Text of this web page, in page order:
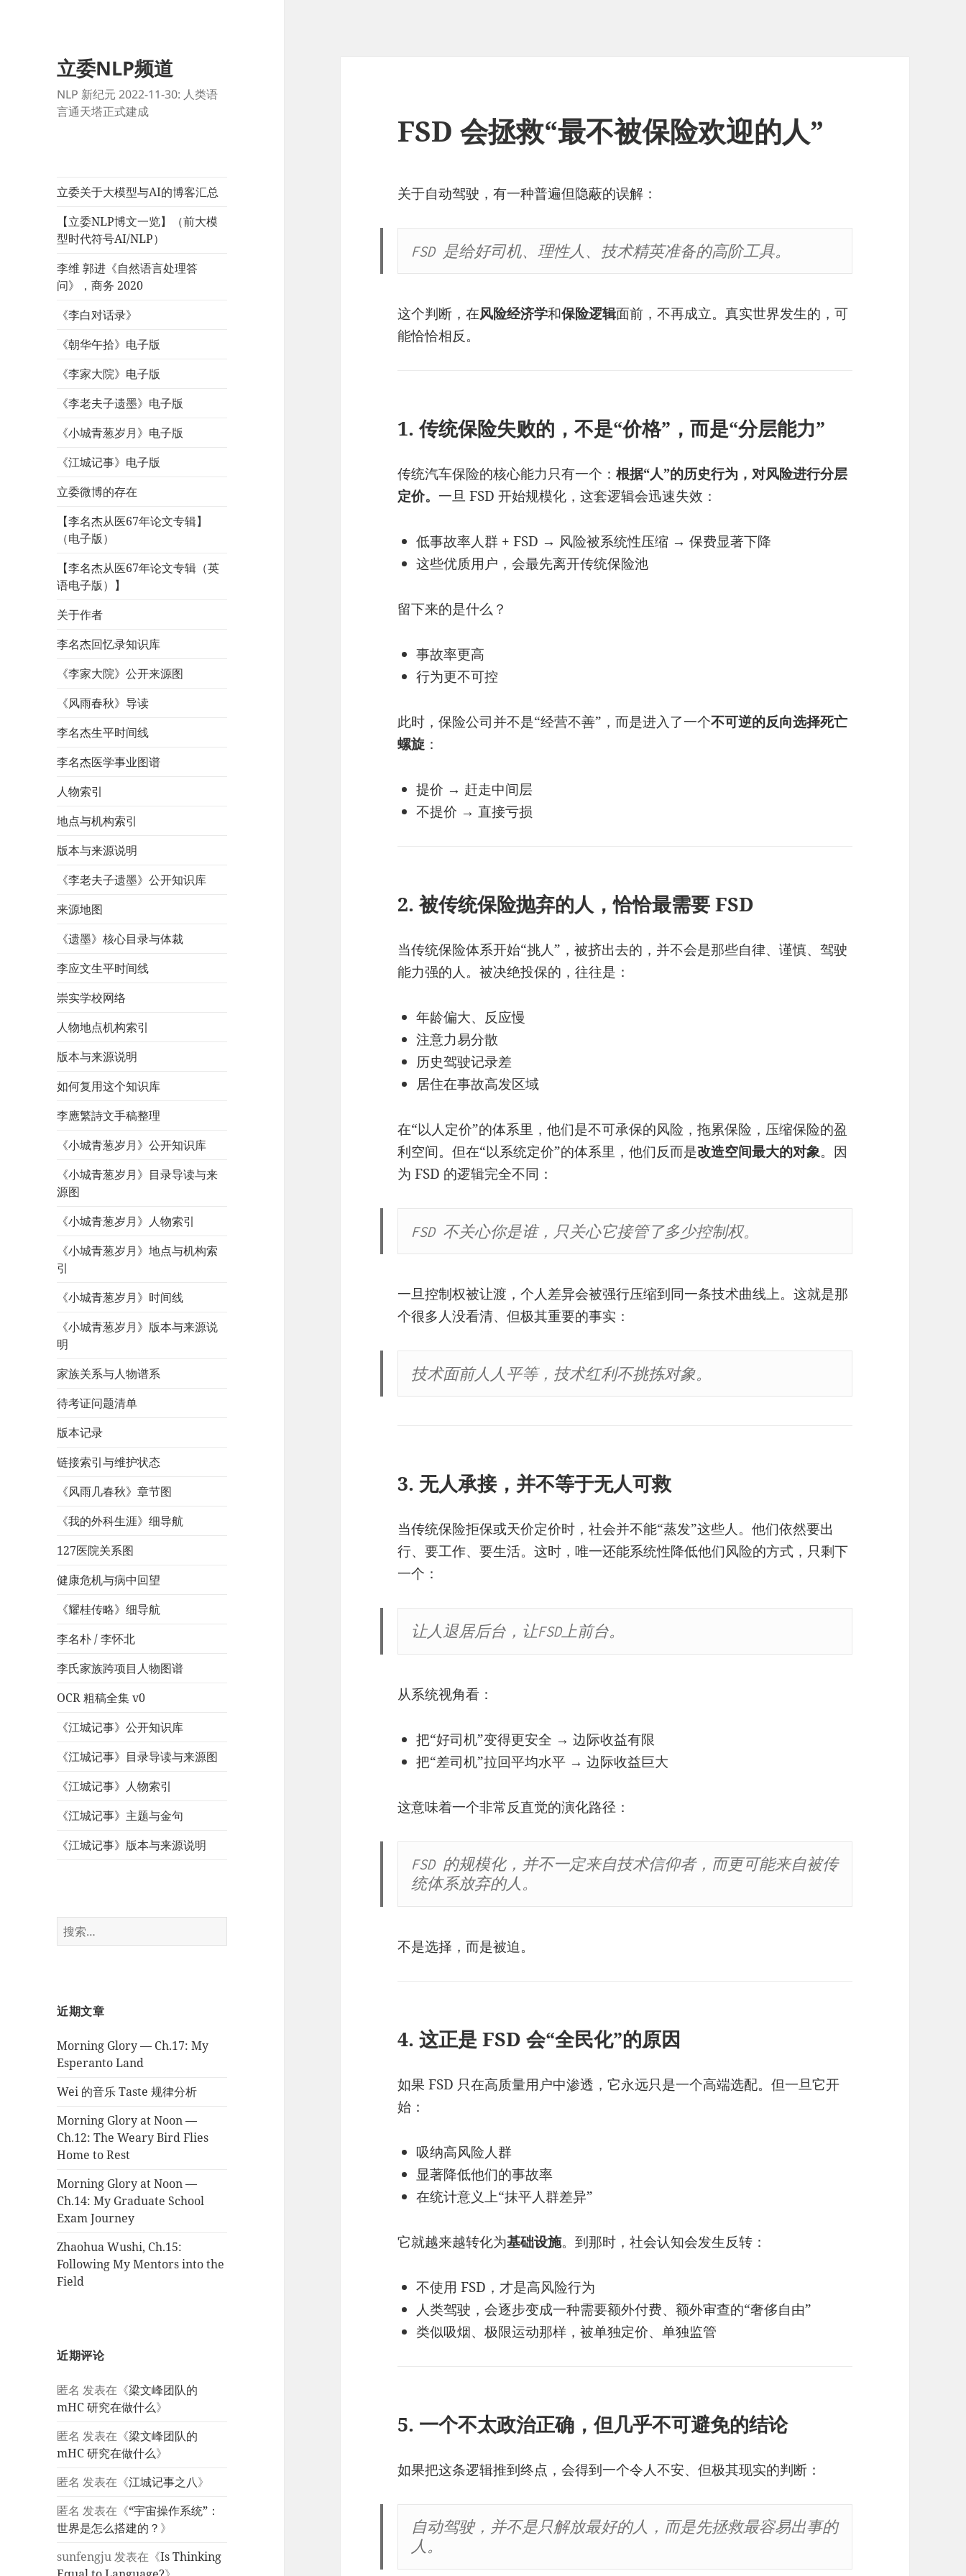
立委NLP频道
NLP 新纪元 2022-11-30: 人类语
言通天塔正式建成
立委关于大模型与AI的博客汇总
【立委NLP博文一览】（前大模
型时代符号AI/NLP）
李维 郭进《自然语言处理答
问》，商务 2020
《李白对话录》
《朝华午拾》电子版
《李家大院》电子版
《李老夫子遗墨》电子版
《小城青葱岁月》电子版
《江城记事》电子版
立委微博的存在
【李名杰从医67年论文专辑】
（电子版）
【李名杰从医67年论文专辑（英
语电子版）】
关于作者
李名杰回忆录知识库
《李家大院》公开来源图
《风雨春秋》导读
李名杰生平时间线
李名杰医学事业图谱
人物索引
地点与机构索引
版本与来源说明
《李老夫子遗墨》公开知识库
来源地图
《遗墨》核心目录与体裁
李应文生平时间线
崇实学校网络
人物地点机构索引
版本与来源说明
如何复用这个知识库
李應繁詩文手稿整理
《小城青葱岁月》公开知识库
《小城青葱岁月》目录导读与来
源图
《小城青葱岁月》人物索引
《小城青葱岁月》地点与机构索
引
《小城青葱岁月》时间线
《小城青葱岁月》版本与来源说
明
家族关系与人物谱系
待考证问题清单
版本记录
链接索引与维护状态
《风雨几春秋》章节图
《我的外科生涯》细导航
127医院关系图
健康危机与病中回望
《耀桂传略》细导航
李名朴 / 李怀北
李氏家族跨项目人物图谱
OCR 粗稿全集 v0
《江城记事》公开知识库
《江城记事》目录导读与来源图
《江城记事》人物索引
《江城记事》主题与金句
《江城记事》版本与来源说明
搜
索：
近期文章
Morning Glory — Ch.17: My
Esperanto Land
Wei 的音乐 Taste 规律分析
Morning Glory at Noon —
Ch.12: The Weary Bird Flies
Home to Rest
Morning Glory at Noon —
Ch.14: My Graduate School
Exam Journey
Zhaohua Wushi, Ch.15:
Following My Mentors into the
Field
近期评论
匿名 发表在《梁文峰团队的
mHC 研究在做什么》
匿名 发表在《梁文峰团队的
mHC 研究在做什么》
匿名 发表在《江城记事之八》
匿名 发表在《“宇宙操作系统”：
世界是怎么搭建的？ 》
sunfengju发表在《Is Thinking
FSD 会拯救“最不被保险欢迎的人”
关于自动驾驶，有一种普遍但隐蔽的误解：
FSD 是给好司机、理性人、技术精英准备的高阶工具。
这个判断，在风险经济学和保险逻辑面前，不再成立。真实世界发生的，可
能恰恰相反。
1. 传统保险失败的，不是“价格”，而是“分层能力”
传统汽车保险的核心能力只有一个：根据“人”的历史行为，对风险进行分层
定价。一旦 FSD 开始规模化，这套逻辑会迅速失效：
低事故率人群 + FSD → 风险被系统性压缩 → 保费显著下降
这些优质用户，会最先离开传统保险池
留下来的是什么？
事故率更高
行为更不可控
此时，保险公司并不是“经营不善”，而是进入了一个不可逆的反向选择死亡
螺旋 ：
提价 → 赶走中间层
不提价 → 直接亏损
2. 被传统保险抛弃的人，恰恰最需要 FSD
当传统保险体系开始“挑人”，被挤出去的，并不会是那些自律、谨慎、驾驶
能力强的人。被决绝投保的，往往是：
年龄偏大、反应慢
注意力易分散
历史驾驶记录差
居住在事故高发区域
在“以人定价”的体系里，他们是不可承保的风险，拖累保险，压缩保险的盈
利空间。但在“以系统定价”的体系里，他们反而是改造空间最大的对象。因
为 FSD 的逻辑完全不同：
FSD 不关心你是谁，只关心它接管了多少控制权。
一旦控制权被让渡，个人差异会被强行压缩到同一条技术曲线上。这就是那
个很多人没看清、但极其重要的事实：
技术面前人人平等，技术红利不挑拣对象。
3. 无人承接，并不等于无人可救
当传统保险拒保或天价定价时，社会并不能“蒸发”这些人。他们依然要出
行、要工作、要生活。这时，唯一还能系统性降低他们风险的方式，只剩下
一个：
让人退居后台，让FSD上前台。
从系统视角看：
把“好司机”变得更安全 → 边际收益有限
把“差司机”拉回平均水平 → 边际收益巨大
这意味着一个非常反直觉的演化路径：
FSD 的规模化，并不一定来自技术信仰者，而更可能来自被传
统体系放弃的人。
不是选择，而是被迫。
4. 这正是 FSD 会“全民化”的原因
如果 FSD 只在高质量用户中渗透，它永远只是一个高端选配。但一旦它开
始：
吸纳高风险人群
显著降低他们的事故率
在统计意义上“抹平人群差异”
它就越来越转化为基础设施。到那时，社会认知会发生反转：
不使用 FSD，才是高风险行为
人类驾驶，会逐步变成一种需要额外付费、额外审查的“奢侈自由”
类似吸烟、极限运动那样，被单独定价、单独监管
5. 一个不太政治正确，但几乎不可避免的结论
如果把这条逻辑推到终点，会得到一个令人不安、但极其现实的判断：
自动驾驶，并不是只解放最好的人，而是先拯救最容易出事的
人。